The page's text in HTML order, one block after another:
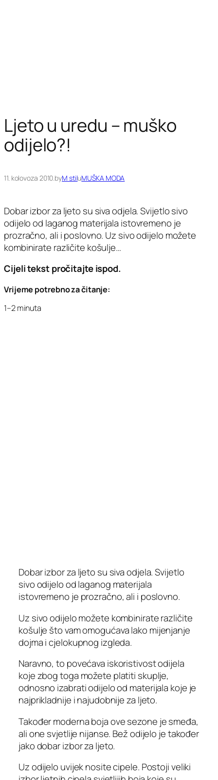
Ljeto u uredu – muško
odijelo?!
11. kolovoza 2010.byM stiluMUŠKA MODA
Dobar izbor za ljeto su siva odjela. Svijetlo sivo
odijelo od laganog materijala istovremeno je
prozračno, ali i poslovno. Uz sivo odijelo možete
kombinirate različite košulje…
Cijeli tekst pročitajte ispod.
Vrijeme potrebno za čitanje:
1–2 minuta
Dobar izbor za ljeto su siva odjela. Svijetlo
sivo odijelo od laganog materijala
istovremeno je prozračno, ali i poslovno.
Uz sivo odijelo možete kombinirate različite
košulje što vam omogućava lako mijenjanje
dojma i cjelokupnog izgleda.
Naravno, to povećava iskoristivost odijela
koje zbog toga možete platiti skuplje,
odnosno izabrati odijelo od materijala koje je
najprikladnije i najudobnije za ljeto.
Također moderna boja ove sezone je smeđa,
ali one svjetlije nijanse. Bež odijelo je također
jako dobar izbor za ljeto.
Uz odijelo uvijek nosite cipele. Postoji veliki